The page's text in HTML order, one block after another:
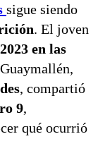
sigue siendo
. El joven
en las
, compartió
9,
qué ocurrió